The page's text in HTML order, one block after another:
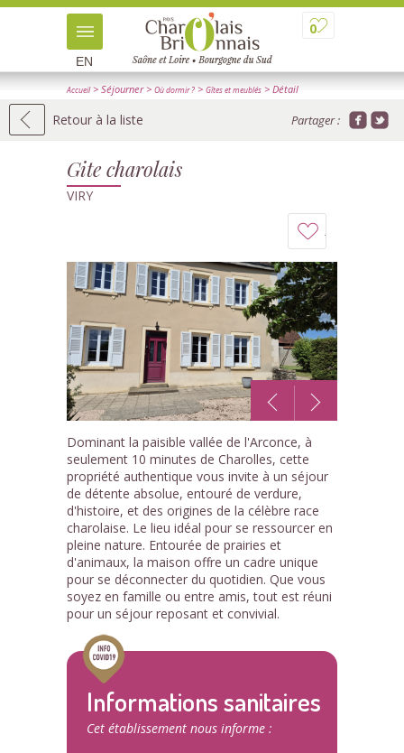
0
EN
Accueil> Séjourner> Où dormir ? > Gîtes et meublés > Détail
Retour à la liste Partager :
Gite charolais
VIRY
à
mon
carnet
1 /15
Dominant la paisible vallée de l'Arconce, à
seulement 10 minutes de Charolles, cette
propriété authentique vous invite à un séjour
de détente absolue, entouré de verdure,
d'histoire, et des origines de la célèbre race
charolaise. Le lieu idéal pour se ressourcer en
pleine nature. Entourée de prairies et
d'animaux, la maison offre un cadre unique
pour se déconnecter du quotidien. Que vous
soyez en famille ou entre amis, tout est réuni
pour un séjour reposant et convivial.
Informations sanitaires
Cet établissement nous informe :